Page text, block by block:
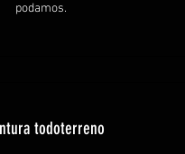
podamos.
todoterreno